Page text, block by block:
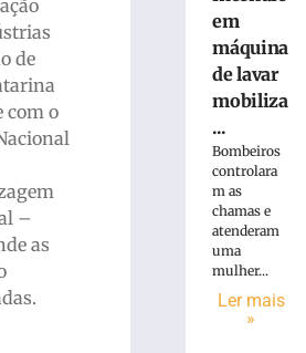
de
com o
–
as
Visita
mediada
escultor
Theichmann
aproxima
estudantes
em
máquina
de lavar
mobiliza
...
Bombeiros
controlara
m as
chamas e
atenderam
uma
mulher...
Ler mais
»